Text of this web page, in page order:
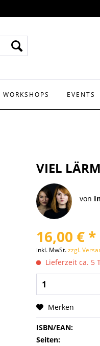
WORKSHOPS EVENTS
VIEL
von
16,00 € *
inkl. MwSt.zzgl.
Lieferzeit ca. 5
Merken
ISBN/EAN:
Seiten: